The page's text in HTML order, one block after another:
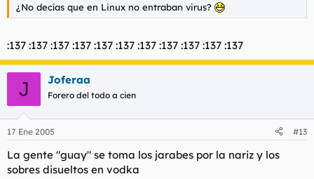
¿No decías que en Linux no entraban virus?
:137 :137 :137 :137 :137 :137 :137 :137 :137 :137 :137
J Joferaa
Forero del todo a cien
17 Ene 2005 #13
La gente "guay" se toma los jarabes por la nariz y los
sobres disueltos en vodka